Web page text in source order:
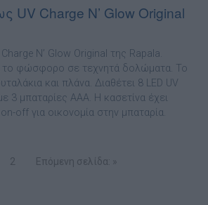
UV Charge N’ Glow Original
N’ Glow Original της Rapala.
το φώσφορο σε τεχνητά δολώµατα. Το
και πλάνα. ∆ιαθέτει 8 LED UV
3 µπαταρίες AAA. Η κασετίνα έχει
off για οικονοµία στην µπαταρία.
2 Επόμενη σελίδα: »